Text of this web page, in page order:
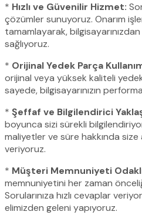
* Hızlı ve Güvenilir Hizmet:
çözümler sunuyoruz. Onarım
tamamlayarak, bilgisayarınızdan
sağlıyoruz.
* Orijinal Yedek Parça
orijinal veya yüksek kaliteli
sayede, bilgisayarınızın
* Şeffaf ve Bilgilendirici
boyunca sizi sürekli
maliyetler ve süre hakkında size
veriyoruz.
* Müşteri Memnuniyeti
memnuniyetini her zaman
Sorularınıza hızlı cevaplar
elimizden geleni yapıyoruz.